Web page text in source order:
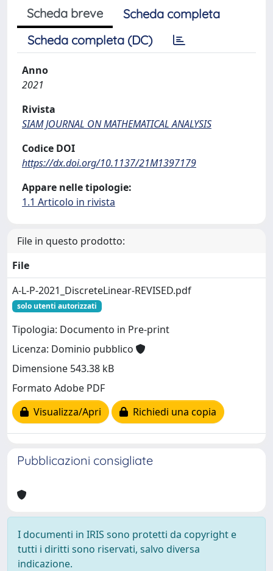
Scheda breve
Scheda completa
Scheda completa (DC)
Anno
2021
Rivista
SIAM JOURNAL ON MATHEMATICAL ANALYSIS
Codice DOI
https://dx.doi.org/10.1137/21M1397179
Appare nelle tipologie:
1.1 Articolo in rivista
File in questo prodotto:
File
A-L-P-2021_DiscreteLinear-REVISED.pdf
solo utenti autorizzati
Tipologia: Documento in Pre-print
Licenza: Dominio pubblico
Dimensione 543.38 kB
Formato Adobe PDF
Visualizza/Apri
Richiedi una copia
Pubblicazioni consigliate
I documenti in IRIS sono protetti da copyright e
tutti i diritti sono riservati, salvo diversa
indicazione.